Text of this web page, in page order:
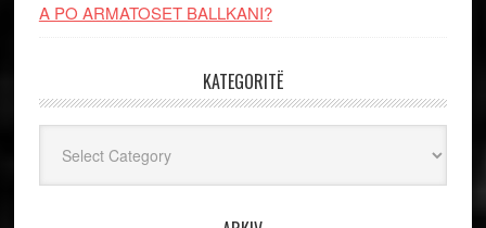
A PO ARMATOSET BALLKANI?
KATEGORITË